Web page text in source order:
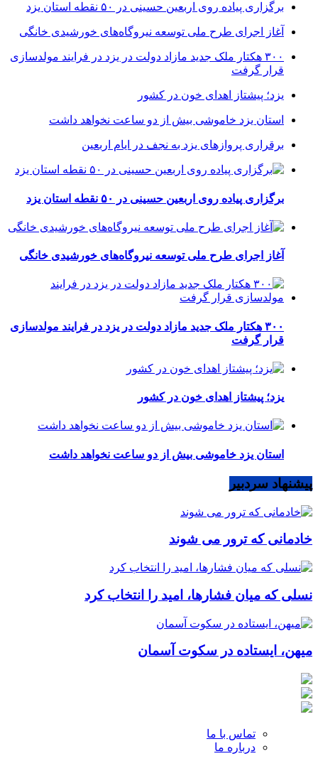
برگزاری پیاده روی اربعین حسینی در ۵۰ نقطه استان یزد
آغاز اجرای طرح ملی توسعه نیروگاه‌های خورشیدی خانگی
۳۰۰ هکتار ملک جدید مازاد دولت در یزد در فرایند مولدسازی
قرار گرفت
یزد؛ پیشتاز اهدای خون در کشور
استان یزد خاموشی بیش از دو ساعت نخواهد داشت
برقراری پرواز‌های یزد به نجف در ایام اربعین
برگزاری پیاده روی اربعین حسینی در ۵۰ نقطه استان یزد
آغاز اجرای طرح ملی توسعه نیروگاه‌های خورشیدی خانگی
۳۰۰ هکتار ملک جدید مازاد دولت در یزد در فرایند مولدسازی
قرار گرفت
یزد؛ پیشتاز اهدای خون در کشور
استان یزد خاموشی بیش از دو ساعت نخواهد داشت
پیشنهاد سردبیر
خادمانی که ترور می شوند
نسلی که میان فشارها، امید را انتخاب کرد
میهن، ایستاده در سکوت آسمان
تماس با ما
درباره ما